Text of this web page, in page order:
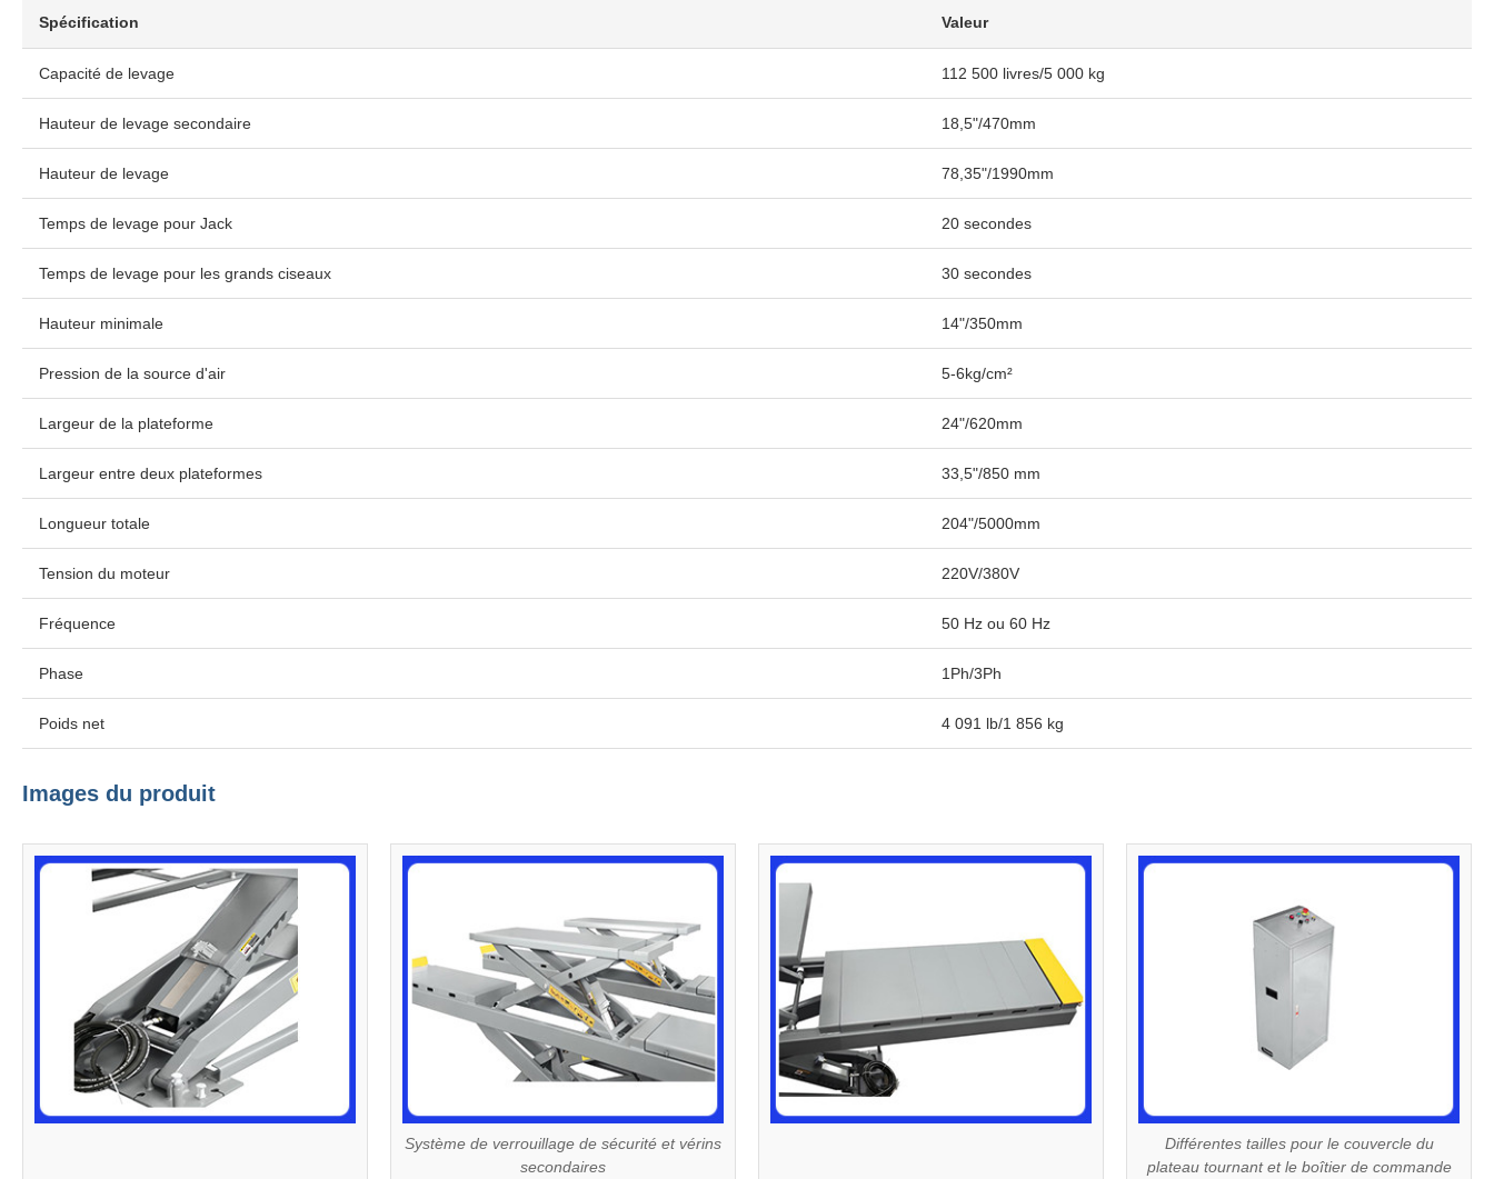
Spécification Valeur
Capacité de levage 112 500 livres/5 000 kg
Hauteur de levage secondaire 18,5"/470mm
Hauteur de levage 78,35"/1990mm
Temps de levage pour Jack 20 secondes
Temps de levage pour les grands ciseaux 30 secondes
Hauteur minimale 14"/350mm
Pression de la source d'air 5-6kg/cm²
Largeur de la plateforme 24"/620mm
Largeur entre deux plateformes 33,5"/850 mm
Longueur totale 204"/5000mm
Tension du moteur 220V/380V
Fréquence 50 Hz ou 60 Hz
Phase 1Ph/3Ph
Poids net 4 091 lb/1 856 kg
Images du produit
Système de verrouillage de sécurité et vérins
secondaires
Différentes tailles pour le couvercle du
plateau tournant et le boîtier de commande